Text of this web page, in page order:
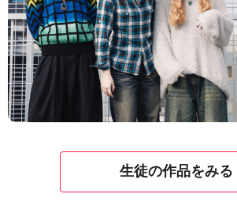
生徒の作品をみる